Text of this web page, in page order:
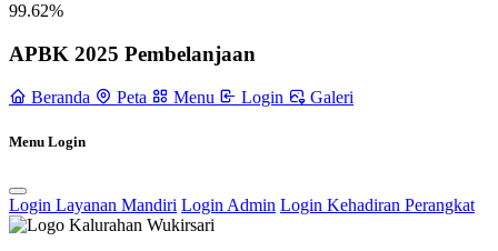
99.62%
APBK 2025 Pembelanjaan
Beranda Peta Menu Login Galeri
Menu Login
Login Layanan Mandiri Login Admin Login Kehadiran Perangkat